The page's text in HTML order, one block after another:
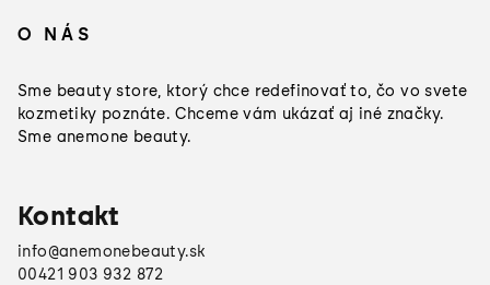
O NÁS
Sme beauty store, ktorý chce redefinovať to, čo vo svete
kozmetiky poznáte. Chceme vám ukázať aj iné značky.
Sme anemone beauty.
Kontakt
info@anemonebeauty.sk
00421 903 932 872